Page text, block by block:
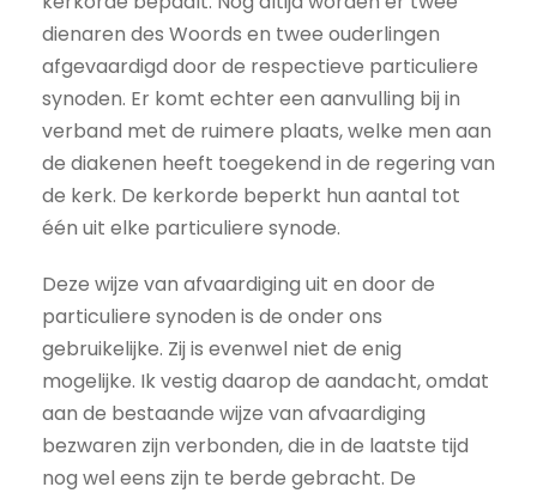
dienaren des Woords en twee ouderlingen
afgevaardigd door de respectieve particuliere
synoden. Er komt echter een aanvulling bij in
verband met de ruimere plaats, welke men aan
de diakenen heeft toegekend in de regering van
de kerk. De kerkorde beperkt hun aantal tot
één uit elke particuliere synode.
Deze wijze van afvaardiging uit en door de
particuliere synoden is de onder ons
gebruikelijke. Zij is evenwel niet de enig
mogelijke. Ik vestig daarop de aandacht, omdat
aan de bestaande wijze van afvaardiging
bezwaren zijn verbonden, die in de laatste tijd
nog wel eens zijn te berde gebracht. De